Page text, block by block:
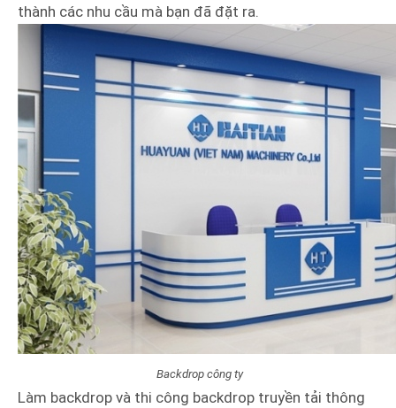
thành các nhu cầu mà bạn đã đặt ra.
Backdrop công ty
Làm backdrop và thi công backdrop truyền tải thông